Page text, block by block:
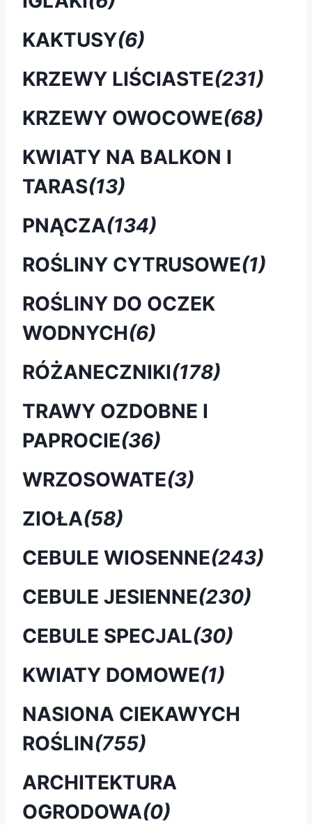
KAKTUSY(6)
KRZEWY LIŚCIASTE(231)
KRZEWY OWOCOWE(68)
KWIATY NA BALKON I
TARAS(13)
PNĄCZA(134)
ROŚLINY CYTRUSOWE(1)
ROŚLINY DO OCZEK
WODNYCH(6)
RÓŻANECZNIKI(178)
TRAWY OZDOBNE I
PAPROCIE(36)
WRZOSOWATE(3)
ZIOŁA(58)
CEBULE WIOSENNE(243)
CEBULE JESIENNE(230)
CEBULE SPECJAL(30)
KWIATY DOMOWE(1)
NASIONA CIEKAWYCH
ROŚLIN(755)
ARCHITEKTURA
OGRODOWA(0)